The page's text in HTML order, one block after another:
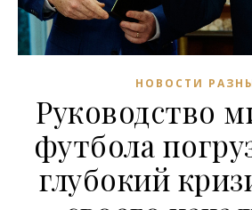
НОВОСТИ
Руководство
футбола
глубокий